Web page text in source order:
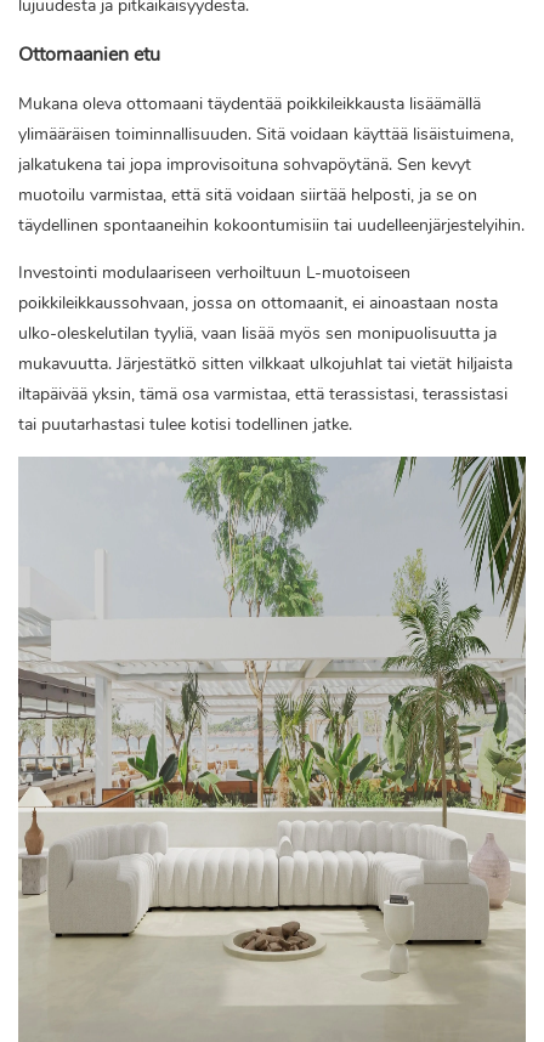
lujuudesta ja pitkäikäisyydestä.
Ottomaanien etu
Mukana oleva ottomaani täydentää poikkileikkausta lisäämällä
ylimääräisen toiminnallisuuden. Sitä voidaan käyttää lisäistuimena,
jalkatukena tai jopa improvisoituna sohvapöytänä. Sen kevyt
muotoilu varmistaa, että sitä voidaan siirtää helposti, ja se on
täydellinen spontaaneihin kokoontumisiin tai uudelleenjärjestelyihin.
Investointi modulaariseen verhoiltuun L-muotoiseen
poikkileikkaussohvaan, jossa on ottomaanit, ei ainoastaan ​​nosta
ulko-oleskelutilan tyyliä, vaan lisää myös sen monipuolisuutta ja
mukavuutta. Järjestätkö sitten vilkkaat ulkojuhlat tai vietät hiljaista
iltapäivää yksin, tämä osa varmistaa, että terassistasi, terassistasi
tai puutarhastasi tulee kotisi todellinen jatke.